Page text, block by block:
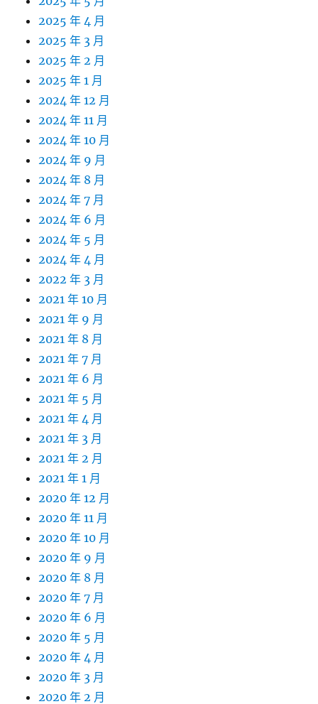
2025 年 4 月
2025 年 3 月
2025 年 2 月
2025 年 1 月
2024 年 12 月
2024 年 11 月
2024 年 10 月
2024 年 9 月
2024 年 8 月
2024 年 7 月
2024 年 6 月
2024 年 5 月
2024 年 4 月
2022 年 3 月
2021 年 10 月
2021 年 9 月
2021 年 8 月
2021 年 7 月
2021 年 6 月
2021 年 5 月
2021 年 4 月
2021 年 3 月
2021 年 2 月
2021 年 1 月
2020 年 12 月
2020 年 11 月
2020 年 10 月
2020 年 9 月
2020 年 8 月
2020 年 7 月
2020 年 6 月
2020 年 5 月
2020 年 4 月
2020 年 3 月
2020 年 2 月